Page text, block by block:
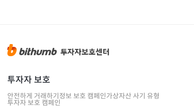
투자자 보호
안전하게 거래하기 정보 보호 캠페인가상자산 사기 유형
투자자 보호 캠페인